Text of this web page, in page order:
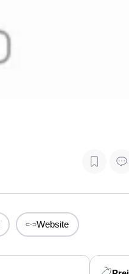
Website